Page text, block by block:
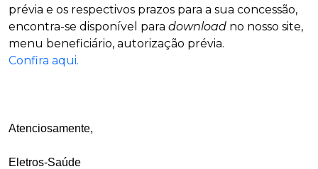
prévia e os respectivos prazos para a sua concessão,
encontra-se disponível para download no nosso site,
menu beneficiário, autorização prévia.
Confira aqui.
Atenciosamente,
Eletros-Saúde